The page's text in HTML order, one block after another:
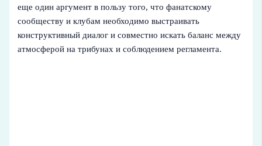
еще один аргумент в пользу того, что фанатскому
сообществу и клубам необходимо выстраивать
конструктивный диалог и совместно искать баланс между
атмосферой на трибунах и соблюдением регламента.